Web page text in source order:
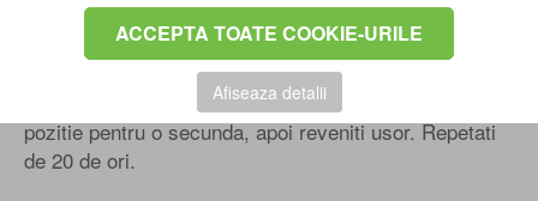
ACCEPTA TOATE COOKIE-URILE
Afiseaza detalii
Abductia soldului
Intindeti-va pe partea sanatoasa. Genunchii vor fi in
extensie maxima. Ridicati membrul operat pana la 45
de grade, ca in figura alaturata. Mentineti aceasta
pozitie pentru o secunda, apoi reveniti usor. Repetati
de 20 de ori.